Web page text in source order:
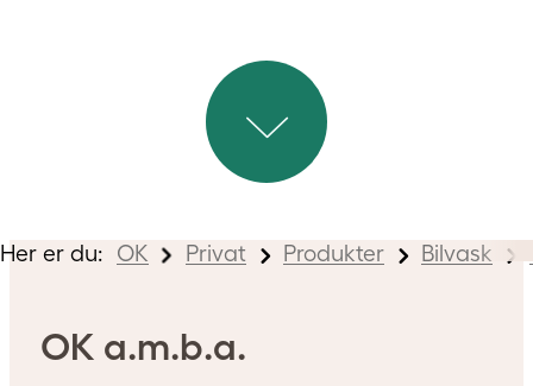
Her er du: OK Privat Produkter Bilvask
OK a.m.b.a.